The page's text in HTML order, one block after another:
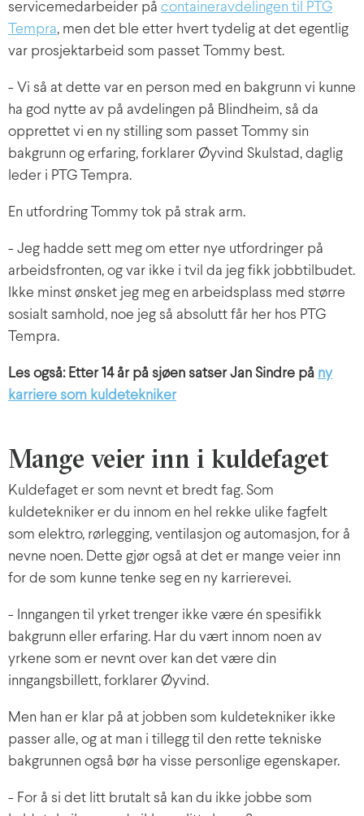
servicemedarbeider på containeravdelingen til PTG
Tempra, men det ble etter hvert tydelig at det egentlig
var prosjektarbeid som passet Tommy best.
- Vi så at dette var en person med en bakgrunn vi kunne
ha god nytte av på avdelingen på Blindheim, så da
opprettet vi en ny stilling som passet Tommy sin
bakgrunn og erfaring, forklarer Øyvind Skulstad, daglig
leder i PTG Tempra.
En utfordring Tommy tok på strak arm.
- Jeg hadde sett meg om etter nye utfordringer på
arbeidsfronten, og var ikke i tvil da jeg fikk jobbtilbudet.
Ikke minst ønsket jeg meg en arbeidsplass med større
sosialt samhold, noe jeg så absolutt får her hos PTG
Tempra.
Les også: Etter 14 år på sjøen satser Jan Sindre på ny
karriere som kuldetekniker
Mange veier inn i kuldefaget
Kuldefaget er som nevnt et bredt fag. Som
kuldetekniker er du innom en hel rekke ulike fagfelt
som elektro, rørlegging, ventilasjon og automasjon, for å
nevne noen. Dette gjør også at det er mange veier inn
for de som kunne tenke seg en ny karrierevei.
- Inngangen til yrket trenger ikke være én spesifikk
bakgrunn eller erfaring. Har du vært innom noen av
yrkene som er nevnt over kan det være din
inngangsbillett, forklarer Øyvind.
Men han er klar på at jobben som kuldetekniker ikke
passer alle, og at man i tillegg til den rette tekniske
bakgrunnen også bør ha visse personlige egenskaper.
- For å si det litt brutalt så kan du ikke jobbe som